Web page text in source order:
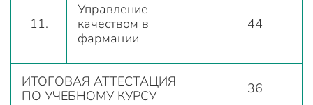
11.
Управление
качеством в
фармации
44
ИТОГОВАЯ АТТЕСТАЦИЯ
ПО УЧЕБНОМУ КУРСУ
36